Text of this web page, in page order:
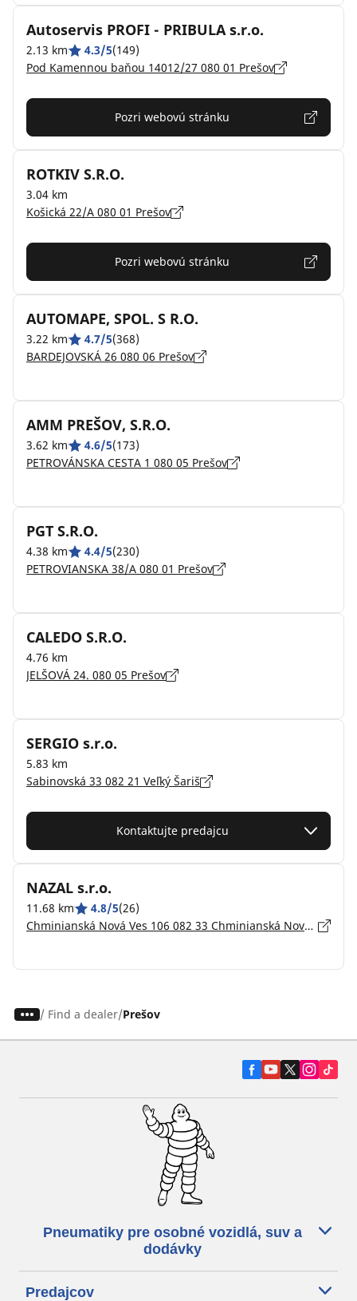
Autoservis PROFI - PRIBULA s.r.o.
2.13 km 4.3/5(149)
Pod Kamennou baňou 14012/27 080 01 Prešov
Pozri webovú stránku
ROTKIV S.R.O.
3.04 km
Košická 22/A 080 01 Prešov
Pozri webovú stránku
AUTOMAPE, SPOL. S R.O.
3.22 km 4.7/5(368)
BARDEJOVSKÁ 26 080 06 Prešov
AMM PREŠOV, S.R.O.
3.62 km 4.6/5(173)
PETROVÁNSKA CESTA 1 080 05 Prešov
PGT S.R.O.
4.38 km 4.4/5(230)
PETROVIANSKA 38/A 080 01 Prešov
CALEDO S.R.O.
4.76 km
JELŠOVÁ 24. 080 05 Prešov
SERGIO s.r.o.
5.83 km
Sabinovská 33 082 21 Veľký Šariš
Kontaktujte predajcu
NAZAL s.r.o.
11.68 km 4.8/5(26)
Chminianská Nová Ves 106 082 33 Chminianská Nová Ves
/ Find a dealer Prešov
Pneumatiky pre osobné vozidlá, suv a
dodávky
Predajcov